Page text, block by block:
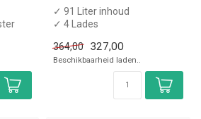
✓ 91 Liter inhoud
✓ 4 Lades
✓ Statisch
✓ Breedte 55 cm,...
364,00 327,00
Beschikbaarheid laden..